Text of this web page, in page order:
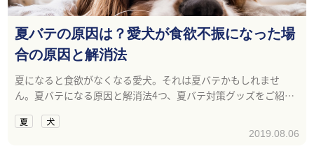
夏バテの原因は？愛犬が食欲不振になった場
合の原因と解消法
夏になると食欲がなくなる愛犬。それは夏バテかもしれませ
ん。夏バテになる原因と解消法4つ、夏バテ対策グッズをご紹介
夏 犬
2019.08.06